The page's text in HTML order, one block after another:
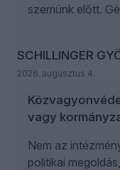
szemünk előtt.
SCHILLINGER
2026. augusztus 4.
vagy
Nem az
politikai